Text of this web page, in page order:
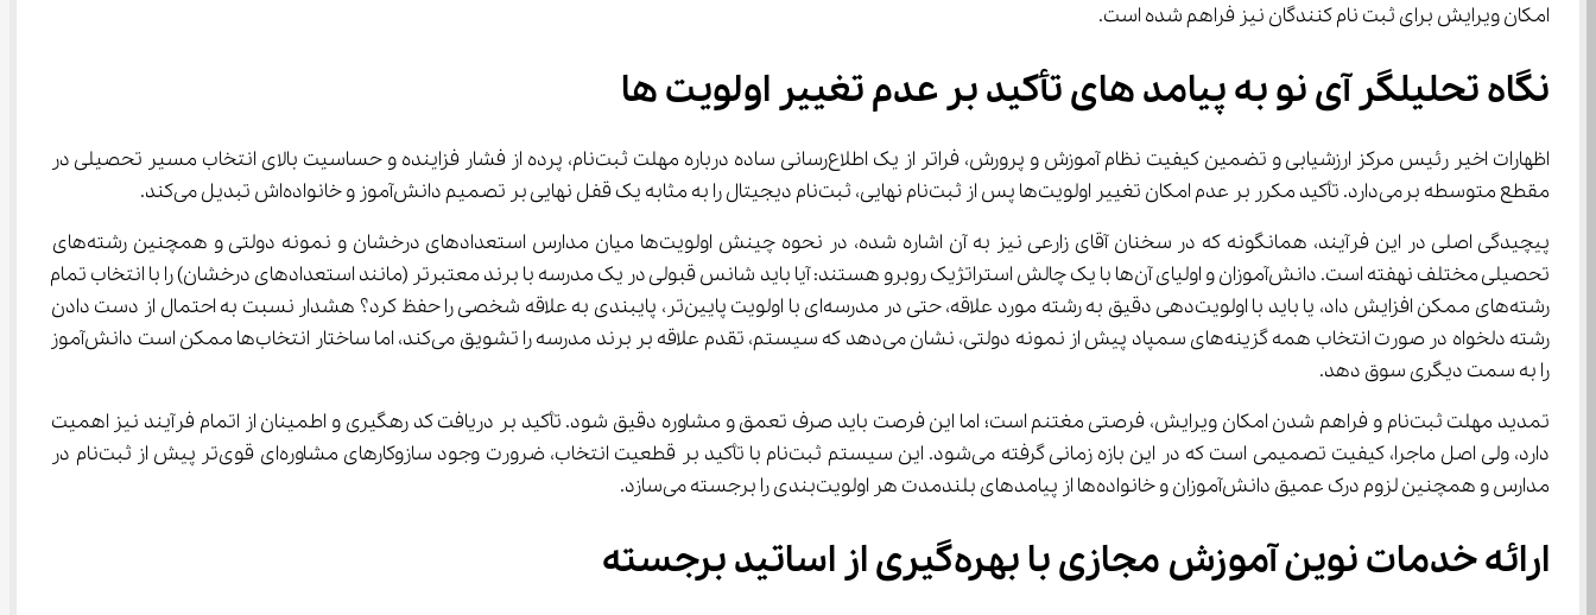
امکان ویرایش برای ثبت نام کنندگان نیز فراهم شده است.
نگاه تحلیلگر آی نو به پیامد های تأکید بر عدم تغییر اولویت ‌ها
اظهارات اخیر رئیس مرکز ارزشیابی و تضمین کیفیت نظام آموزش و پرورش، فراتر از یک اطلاع‌رسانی ساده درباره مهلت ثبت‌نام، پرده از فشار فزاینده و حساسیت بالای انتخاب مسیر تحصیلی در
مقطع متوسطه برمی‌دارد. تأکید مکرر بر عدم امکان تغییر اولویت‌ها پس از ثبت‌نام نهایی، ثبت‌نام دیجیتال را به مثابه یک قفل نهایی بر تصمیم دانش‌آموز و خانواده‌اش تبدیل می‌کند.
پیچیدگی اصلی در این فرآیند، همانگونه که در سخنان آقای زارعی نیز به آن اشاره شده، در نحوه چینش اولویت‌ها میان مدارس استعدادهای درخشان و نمونه دولتی و همچنین رشته‌های
تحصیلی مختلف نهفته است. دانش‌آموزان و اولیای آن‌ها با یک چالش استراتژیک روبرو هستند: آیا باید شانس قبولی در یک مدرسه با برند معتبرتر (مانند استعدادهای درخشان) را با انتخاب تمام
رشته‌های ممکن افزایش داد، یا باید با اولویت‌دهی دقیق به رشته مورد علاقه، حتی در مدرسه‌ای با اولویت پایین‌تر، پایبندی به علاقه شخصی را حفظ کرد؟ هشدار نسبت به احتمال از دست دادن
رشته دلخواه در صورت انتخاب همه گزینه‌های سمپاد پیش از نمونه دولتی، نشان می‌دهد که سیستم، تقدم علاقه بر برند مدرسه را تشویق می‌کند، اما ساختار انتخاب‌ها ممکن است دانش‌آموز
را به سمت دیگری سوق دهد.
تمدید مهلت ثبت‌نام و فراهم شدن امکان ویرایش، فرصتی مغتنم است؛ اما این فرصت باید صرف تعمق و مشاوره دقیق شود. تأکید بر دریافت کد رهگیری و اطمینان از اتمام فرآیند نیز اهمیت
دارد، ولی اصل ماجرا، کیفیت تصمیمی است که در این بازه زمانی گرفته می‌شود. این سیستم ثبت‌نام با تأکید بر قطعیت انتخاب، ضرورت وجود سازوکارهای مشاوره‌ای قوی‌تر پیش از ثبت‌نام در
مدارس و همچنین لزوم درک عمیق دانش‌آموزان و خانواده‌ها از پیامدهای بلندمدت هر اولویت‌بندی را برجسته می‌سازد.
ارائه خدمات نوین آموزش مجازی با بهره‌گیری از اساتید برجسته